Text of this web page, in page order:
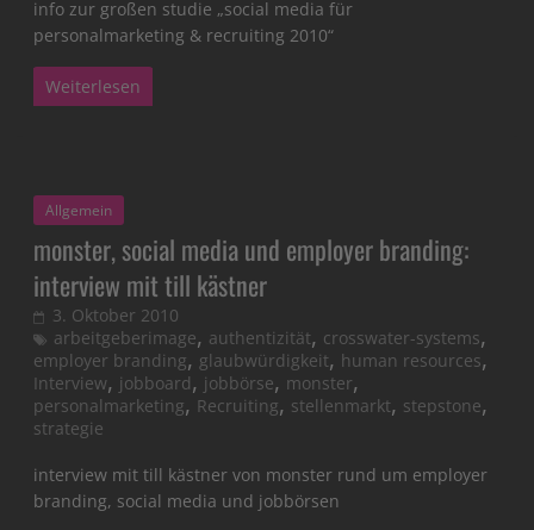
info zur großen studie „social media für
personalmarketing & recruiting 2010“
Weiterlesen
Allgemein
monster, social media und employer branding:
interview mit till kästner
3. Oktober 2010
arbeitgeberimage, authentizität, crosswater-systems,
employer branding, glaubwürdigkeit, human resources,
Interview, jobboard, jobbörse, monster,
personalmarketing, Recruiting, stellenmarkt, stepstone,
strategie
interview mit till kästner von monster rund um employer
branding, social media und jobbörsen